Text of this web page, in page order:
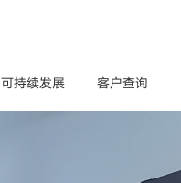
可持续发展 客户查询